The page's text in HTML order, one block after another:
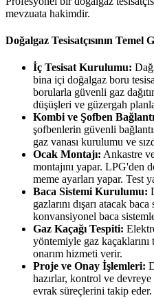
mevzuata hakimdir.
Doğalgaz Tesisatçısının Temel
İç Tesisat Kurulumu:
bina içi doğalgaz boru
borularla güvenli gaz
düşüşleri ve güzergah
Kombi ve Şofben
şofbenlerin güvenli
gaz vanası kurulumu ve
Ocak Montajı: Ankastre
montajını yapar. LPG'den
meme ayarları yapar. Test
Baca Sistemi Kurulumu:
gazlarını dışarı atacak
konvansiyonel baca
Gaz Kaçağı Tespiti:
yöntemiyle gaz
onarım hizmeti verir.
Proje ve Onay İşlemleri:
hazırlar, kontrol ve
evrak süreçlerini takip eder.